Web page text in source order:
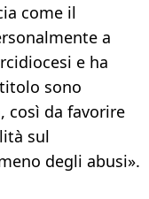
come il
a
e ha
sono
così da favorire
sul
degli abusi».